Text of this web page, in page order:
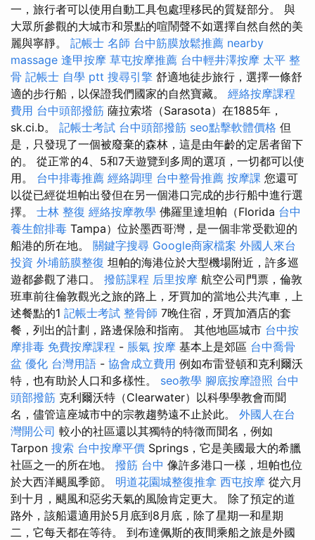
一，旅行者可以使用自動工具包處理移民的質疑部分。 與
大眾所參觀的大城市和景點的喧鬧聲不如選擇自然自然的美
麗與寧靜。 記帳士 名師 台中筋膜放鬆推薦 nearby
massage 逢甲按摩 草屯按摩推薦 台中輕井澤按摩 太平 整
骨 記帳士 自學 ptt 搜尋引擎 舒適地徒步旅行，選擇一條舒
適的步行船，以保證我們國家的自然寶藏。 經絡按摩課程
費用 台中頭部撥筋 薩拉索塔（Sarasota）在1885年，
sk.ci.b。 記帳士考試 台中頭部撥筋 seo點擊軟體價格 但
是，只發現了一個被廢棄的森林，這是由年齡的定居者留下
的。 從正常的4、5和7天遊覽到多周的選項，一切都可以使
用。 台中排毒推薦 經絡調理 台中整骨推薦 按摩課 您還可
以從已經從坦帕出發但在另一個港口完成的步行船中進行選
擇。 士林 整復 經絡按摩教學 佛羅里達坦帕（Florida 台中
養生館排毒 Tampa）位於墨西哥灣，是一個非常受歡迎的
船港的所在地。 關鍵字搜尋 Google商家檔案 外國人來台
投資 外埔筋膜整復 坦帕的海港位於大型機場附近，許多巡
遊都參觀了港口。 撥筋課程 后里按摩 航空公司門票，倫敦
班車前往倫敦觀光之旅的路上，牙買加的當地公共汽車，上
述餐點的1 記帳士考試 整骨師 7晚住宿，牙買加酒店的套
餐，列出的計劃，路邊保險和指南。 其他地區城市 台中按
摩排毒 免費按摩課程 - 脹氣 按摩 基本上是郊區 台中喬骨
盆 優化 台灣用語 - 協會成立費用 例如布雷登頓和克利爾沃
特，也有助於人口和多樣性。 seo教學 腳底按摩證照 台中
頭部撥筋 克利爾沃特（Clearwater）以科學學教會而聞
名，儘管這座城市中的宗教趨勢遠不止於此。 外國人在台
灣開公司 較小的社區還以其獨特的特徵而聞名，例如
Tarpon 搜索 台中按摩平價 Springs，它是美國最大的希臘
社區之一的所在地。 撥筋 台中 像許多港口一樣，坦帕也位
於大西洋颶風季節。 明道花園城整復推拿 西屯按摩 從六月
到十月，颶風和惡劣天氣的風險肯定更大。 除了預定的道
路外，該船還適用於5月底到8月底，除了星期一和星期
二，它每天都在等待。 到布達佩斯的夜間乘船之旅是外國